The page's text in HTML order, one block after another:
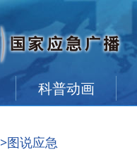
科普动画
>图说应急